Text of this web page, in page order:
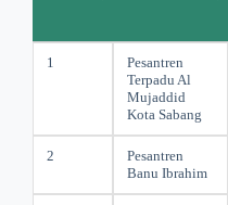
1
Pesantren
Terpadu Al
Mujaddid
Kota Sabang
2
Pesantren
Banu Ibrahim